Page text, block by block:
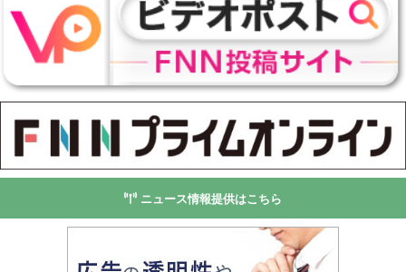
ニュース情報提供はこちら